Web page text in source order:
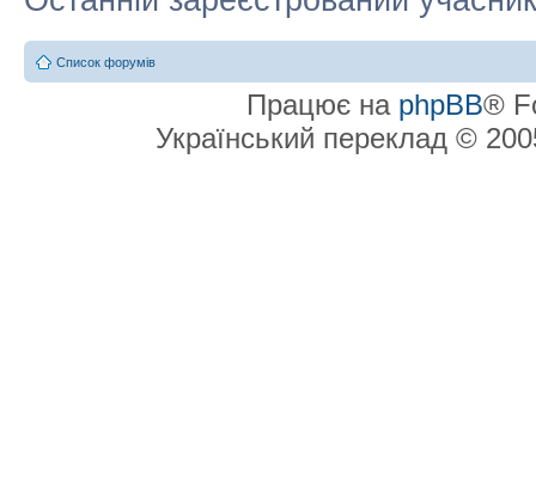
Список форумів
Працює на phpBB®
Український переклад ©